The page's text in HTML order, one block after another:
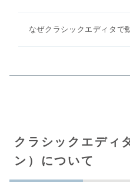
なぜクラシックエディタで
クラシックエディ
ン）について